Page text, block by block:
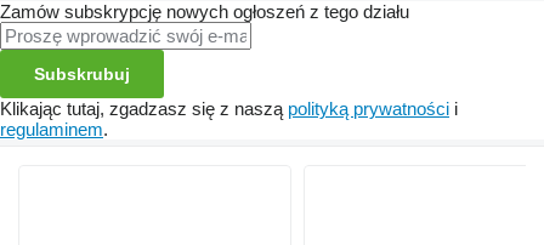
Zamów subskrypcję nowych ogłoszeń z tego działu
Subskrubuj
Klikając tutaj, zgadzasz się z naszą polityką prywatności i
regulaminem.